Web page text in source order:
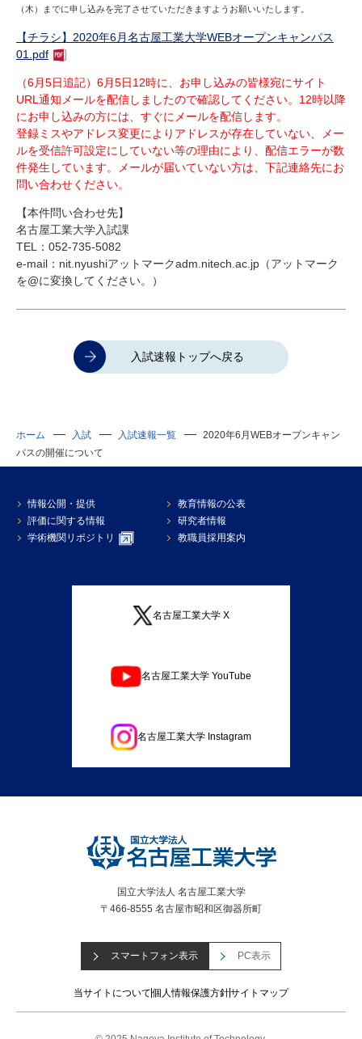
（木）までに申し込みを完了させていただきますようお願いいたします。
【チラシ】2020年6月名古屋工業大学WEBオープンキャンパス
01.pdf
（6月5日追記）6月5日12時に、お申し込みの皆様宛にサイト
URL通知メールを配信しましたので確認してください。12時以降
にお申し込みの方には、すぐにメールを配信します。
登録ミスやアドレス変更によりアドレスが存在していない、メー
ルを受信許可設定にしていない等の理由により、配信エラーが数
件発生しています。メールが届いていない方は、下記連絡先にお
問い合わせください。
【本件問い合わせ先】
名古屋工業大学入試課
TEL：052-735-5082
e-mail：nit.nyushiアットマークadm.nitech.ac.jp（アットマーク
を@に変換してください。）
入試速報トップへ戻る
ホーム 入試 入試速報一覧
2020年6月WEBオープンキャン
パスの開催について
情報公開・提供
教育情報の公表
評価に関する情報
研究者情報
学術機関リポジトリ
教職員採用案内
名古屋工業大学 X
名古屋工業大学 YouTube
名古屋工業大学 Instagram
国立大学法人 名古屋工業大学
〒466-8555 名古屋市昭和区御器所町
スマートフォン表示 PC表示
当サイトについて個人情報保護方針サイトマップ